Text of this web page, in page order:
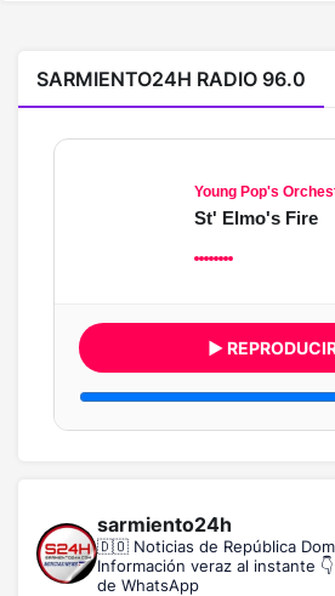
SARMIENTO24H RADIO 96.0
Young Pop's
St' Elmo's Fire
▶
sarmiento24h
🇩🇴 Noticias de República
Información veraz al instante
de WhatsApp